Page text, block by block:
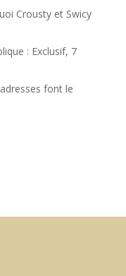
Crousty et Swicy
: Exclusif, 7
font le